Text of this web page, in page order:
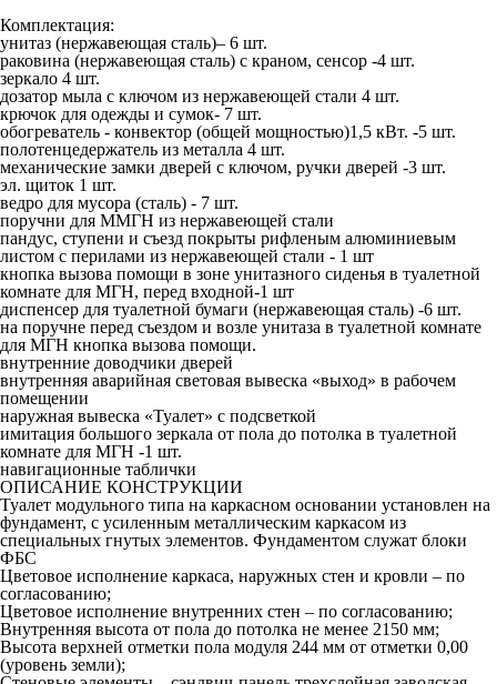
Комплектация:
унитаз (нержавеющая сталь)– 6 шт.
раковина (нержавеющая сталь) с краном, сенсор -4 шт.
зеркало 4 шт.
дозатор мыла с ключом из нержавеющей стали 4 шт.
крючок для одежды и сумок- 7 шт.
обогреватель - конвектор (общей мощностью)1,5 кВт. -5 шт.
полотенцедержатель из металла 4 шт.
механические замки дверей с ключом, ручки дверей -3 шт.
эл. щиток 1 шт.
ведро для мусора (сталь) - 7 шт.
поручни для ММГН из нержавеющей стали
пандус, ступени и съезд покрыты рифленым алюминиевым
листом с перилами из нержавеющей стали - 1 шт
кнопка вызова помощи в зоне унитазного сиденья в туалетной
комнате для МГН, перед входной-1 шт
диспенсер для туалетной бумаги (нержавеющая сталь) -6 шт.
на поручне перед съездом и возле унитаза в туалетной комнате
для МГН кнопка вызова помощи.
внутренние доводчики дверей
внутренняя аварийная световая вывеска «выход» в рабочем
помещении
наружная вывеска «Туалет» с подсветкой
имитация большого зеркала от пола до потолка в туалетной
комнате для МГН -1 шт.
навигационные таблички
ОПИСАНИЕ КОНСТРУКЦИИ
Туалет модульного типа на каркасном основании установлен на
фундамент, с усиленным металлическим каркасом из
специальных гнутых элементов. Фундаментом служат блоки
ФБС
Цветовое исполнение каркаса, наружных стен и кровли – по
согласованию;
Цветовое исполнение внутренних стен – по согласованию;
Внутренняя высота от пола до потолка не менее 2150 мм;
Высота верхней отметки пола модуля 244 мм от отметки 0,00
(уровень земли);